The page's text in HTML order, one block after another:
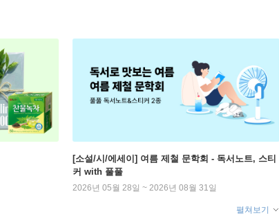
[소설/시/에세이] 여름 제철 문학회 - 독서노트, 스티
커 with 풀풀
2026년 05월 28일 ~ 2026년 08월 31일
펼쳐보기